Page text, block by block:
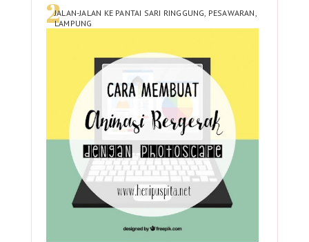
JALAN-JALAN KE PANTAI SARI RINGGUNG, PESAWARAN,
LAMPUNG